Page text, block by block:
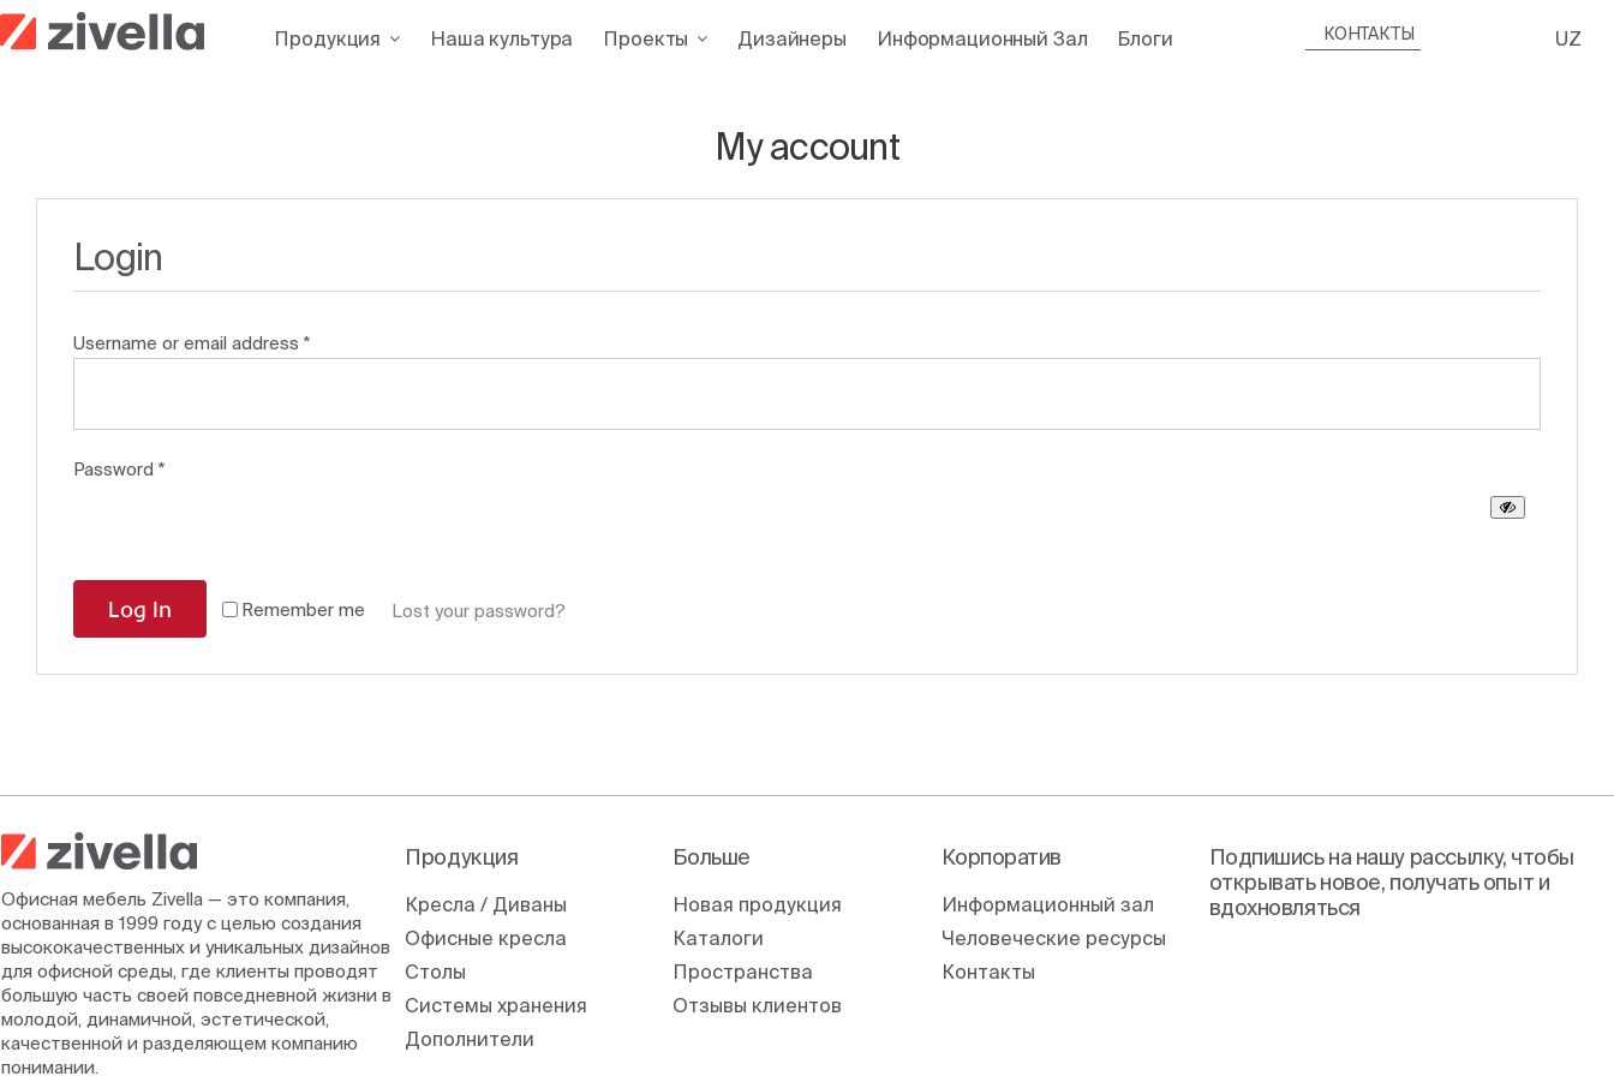
Skip
to
Продукция Наша культура Проекты Дизайнеры Информационный Зал Блоги КОНТАКТЫ UZ
My account
Login
Username or email address *Required
Password *Required
Remember me
Log In Lost your password?
Офисная мебель Zivella — это компания,
основанная в 1999 году с целью создания
высококачественных и уникальных дизайнов
для офисной среды, где клиенты проводят
большую часть своей повседневной жизни в
молодой, динамичной, эстетической,
качественной и разделяющем компанию
понимании.
Продукция
Кресла / Диваны
Офисные кресла
Столы
Системы хранения
Дополнители
Больше
Новая продукция
Каталоги
Пространства
Отзывы клиентов
Корпоратив
Информационный зал
Человеческие ресурсы
Контакты
Подпишись на нашу рассылку, чтобы
открывать новое, получать опыт и
вдохновляться